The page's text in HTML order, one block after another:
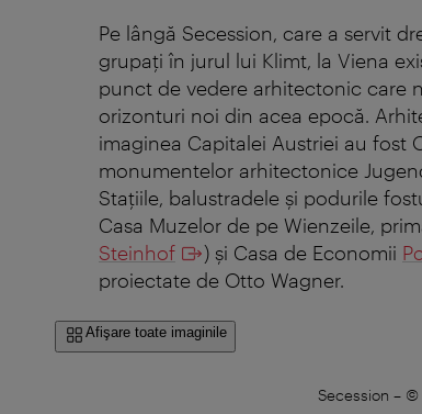
Pe lângă Secession, care a servit
grupaţi în jurul lui Klimt, la Viena
punct de vedere arhitectonic care
orizonturi noi din acea epocă.
imaginea Capitalei Austriei au fost
monumentelor arhitectonice
Staţiile, balustradele şi podurile
Casa Muzelor de pe Wienzeile,
Steinhof
) şi Casa de Economii
proiectate de Otto Wagner.
Afişare toate imaginile
Secession – ©